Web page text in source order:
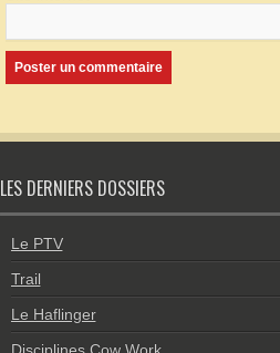
LES DERNIERS DOSSIERS
Le PTV
Trail
Le Haflinger